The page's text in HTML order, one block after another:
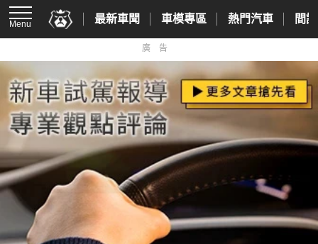
Menu 最新車聞 車模專區 熱門汽車 間
廣告